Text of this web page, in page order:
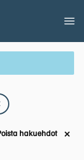
hakuehdot ✕